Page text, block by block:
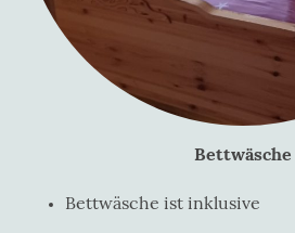
Bettwäsche
Bettwäsche ist inklusive